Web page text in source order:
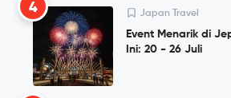
4 Japan Travel
Event Menarik di
Ini: 20 - 26 Juli